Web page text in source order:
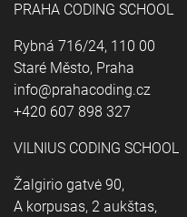
PRAHA CODING SCHOOL
Rybná 716/24, 110 00
Staré Město, Praha
info@prahacoding.cz
+420 607 898 327
VILNIUS CODING SCHOOL
Žalgirio gatvė 90,
A korpusas, 2 aukštas,